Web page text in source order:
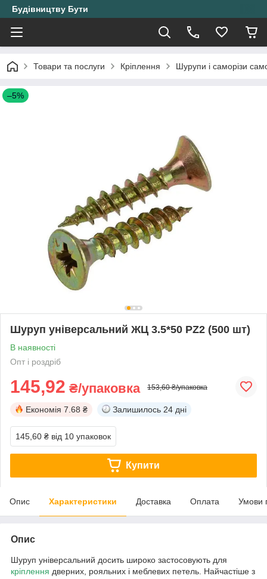
Будівництву Бути
Товари та послуги Кріплення Шурупи і саморізи
–5%
Шуруп універсальний ЖЦ 3.5*50 PZ2 (500 шт)
В наявності
Опт і роздріб
145,92 ₴/упаковка 153,60 ₴/упаковка
Економія 7.68 ₴ Залишилось 24 дні
145,60 ₴ від 10 упаковок
Купити
Опис Характеристики Доставка Оплата Умови
Опис
Шуруп універсальний досить широко застосовують для
кріплення дверних, рояльних і меблевих петель. Найчастіше з